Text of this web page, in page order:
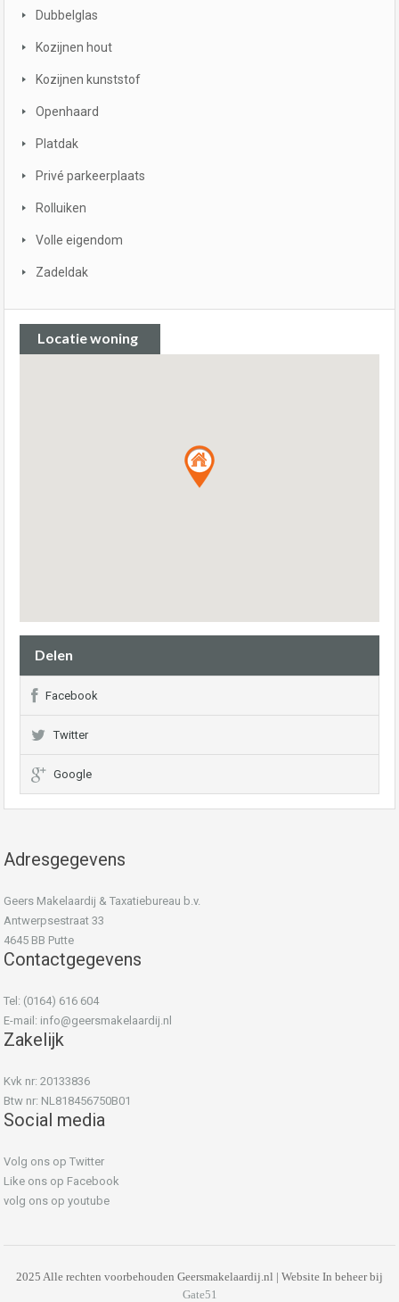
Dubbelglas
Kozijnen hout
Kozijnen kunststof
Openhaard
Platdak
Privé parkeerplaats
Rolluiken
Volle eigendom
Zadeldak
Locatie woning
Delen
Facebook
Twitter
Google
Adresgegevens
Geers Makelaardij & Taxatiebureau b.v.
Antwerpsestraat 33
4645 BB Putte
Contactgegevens
Tel: (0164) 616 604
E-mail: info@geersmakelaardij.nl
Zakelijk
Kvk nr: 20133836
Btw nr: NL818456750B01
Social media
Volg ons op Twitter
Like ons op Facebook
volg ons op youtube
2025 Alle rechten voorbehouden Geersmakelaardij.nl | Website In beheer bij
Gate51